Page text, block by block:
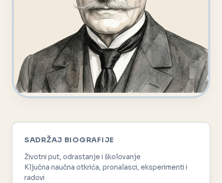
SADRŽAJ BIOGRAFIJE
Životni put, odrastanje i školovanje
Ključna naučna otkrića, pronalasci, eksperimenti i
radovi